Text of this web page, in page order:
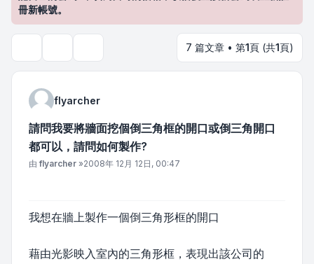
冊新帳號。
7 篇文章 • 第1頁 (共1頁)
flyarcher
請問我要將牆面挖個倒三角框的開口或倒三角開口
都可以，請問如何製作?
文章
由flyarcher »2008年 12月 12日, 00:47
我想在牆上製作一個倒三角形框的開口
藉由光影映入室內的三角形框，表現出該公司的